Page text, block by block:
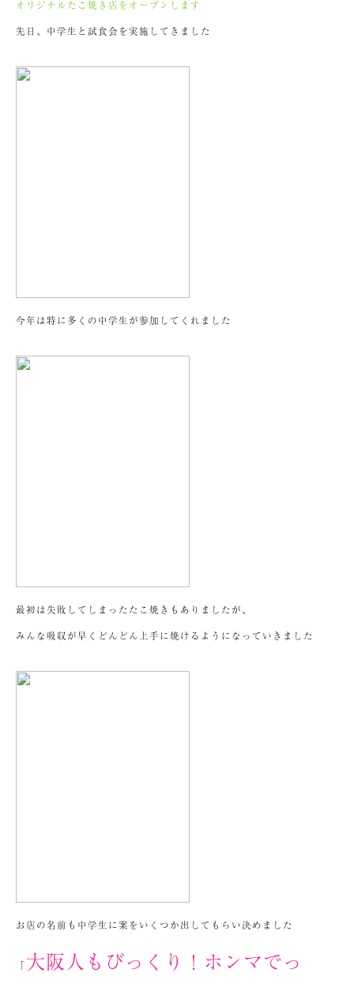
オリジナルたこ焼き店をオープンします
先日、中学生と試食会を実施してきました
今年は特に多くの中学生が参加してくれました
最初は失敗してしまったたこ焼きもありましたが、
みんな吸収が早くどんどん上手に焼けるようになっていきました
お店の名前も中学生に案をいくつか出してもらい決めました
「大阪人もびっくり！ホンマでっ